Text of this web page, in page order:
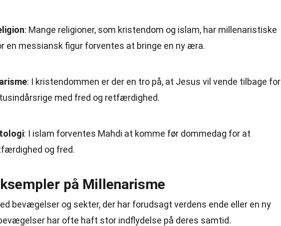
: Mange religioner, som kristendom og islam, har millenaristiske
en messiansk figur forventes at bringe en ny æra.
: I kristendommen er der en tro på, at Jesus vil vende tilbage for
med fred og retfærdighed.
: I islam forventes Mahdi at komme før dommedag for at
og fred.
på Millenarisme
bevægelser og sekter, der har forudsagt verdens ende eller en ny
har ofte haft stor indflydelse på deres samtid.